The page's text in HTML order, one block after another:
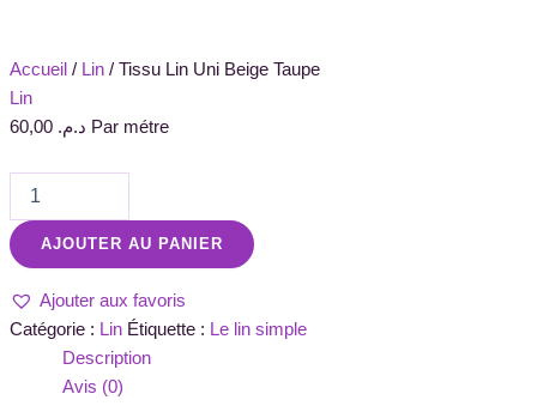
Accueil / Lin/ Tissu Lin Uni Beige Taupe
Lin
د.م. 60,00 Par métre
AJOUTER AU PANIER
Ajouter aux favoris
Catégorie : Lin Étiquette : Le lin simple
Description
Avis (0)